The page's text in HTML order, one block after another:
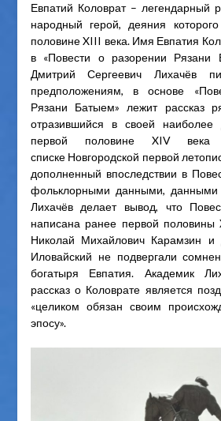
Евпатий Коловрат – легендарный
народный герой, деяния
половине XIII века. Имя Евпатия
в «Повести о разорении Рязани
Дмитрий Сергеевич Лихачёв
предположениям, в основе
Рязани Батыем» лежит рассказ
отразившийся в своей
первой половине XIV века
списке Новгородской первой
дополненный впоследствии в
фольклорными данными, данными
Лихачёв делает вывод, что
написана ранее первой половины
Николай Михайлович Карамзин и
Иловайский не подвергали
богатыря Евпатия. Академик
рассказ о Коловрате является
«целиком обязан своим
эпосу».